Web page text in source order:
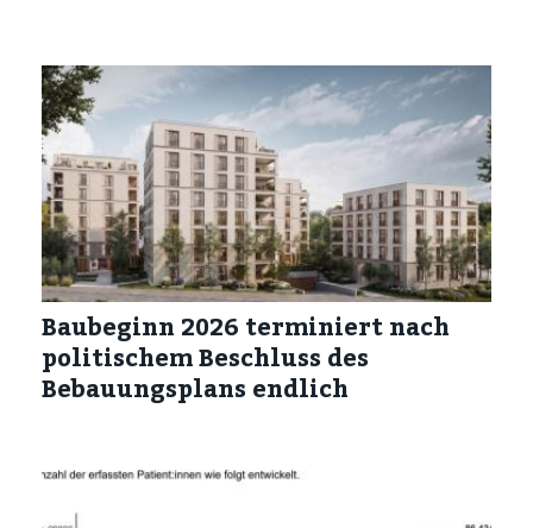
Baubeginn 2026 terminiert nach
politischem Beschluss des
Bebauungsplans endlich